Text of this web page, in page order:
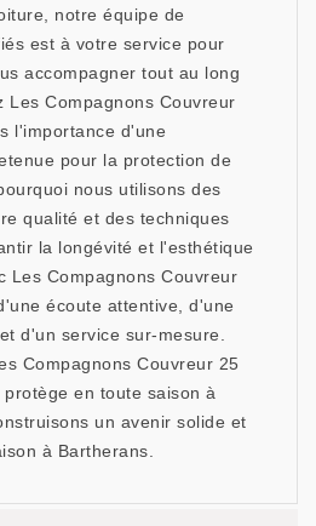
notre équipe de
est à votre service pour
accompagner tout au long
Les Compagnons Couvreur
l'importance d'une
pour la protection de
nous utilisons des
qualité et des techniques
la longévité et l'esthétique
Les Compagnons Couvreur
écoute attentive, d'une
d'un service sur-mesure.
Compagnons Couvreur 25
en toute saison à
un avenir solide et
à Bartherans.